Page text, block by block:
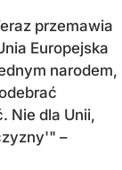
przemawia
Europejska
narodem,
Nie dla Unii,
–